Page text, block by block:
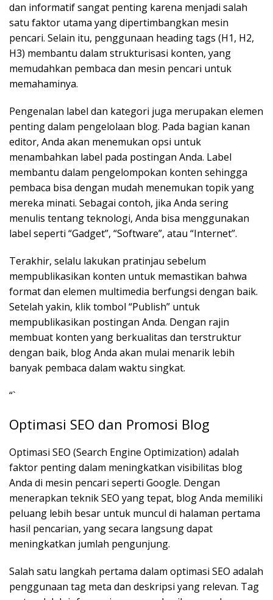
dan informatif sangat penting karena menjadi salah
satu faktor utama yang dipertimbangkan mesin
pencari. Selain itu, penggunaan heading tags (H1, H2,
H3) membantu dalam strukturisasi konten, yang
memudahkan pembaca dan mesin pencari untuk
memahaminya.
Pengenalan label dan kategori juga merupakan elemen
penting dalam pengelolaan blog. Pada bagian kanan
editor, Anda akan menemukan opsi untuk
menambahkan label pada postingan Anda. Label
membantu dalam pengelompokan konten sehingga
pembaca bisa dengan mudah menemukan topik yang
mereka minati. Sebagai contoh, jika Anda sering
menulis tentang teknologi, Anda bisa menggunakan
label seperti “Gadget”, “Software”, atau “Internet”.
Terakhir, selalu lakukan pratinjau sebelum
mempublikasikan konten untuk memastikan bahwa
format dan elemen multimedia berfungsi dengan baik.
Setelah yakin, klik tombol “Publish” untuk
mempublikasikan postingan Anda. Dengan rajin
membuat konten yang berkualitas dan terstruktur
dengan baik, blog Anda akan mulai menarik lebih
banyak pembaca dalam waktu singkat.
“`
Optimasi SEO dan Promosi Blog
Optimasi SEO (Search Engine Optimization) adalah
faktor penting dalam meningkatkan visibilitas blog
Anda di mesin pencari seperti Google. Dengan
menerapkan teknik SEO yang tepat, blog Anda memiliki
peluang lebih besar untuk muncul di halaman pertama
hasil pencarian, yang secara langsung dapat
meningkatkan jumlah pengunjung.
Salah satu langkah pertama dalam optimasi SEO adalah
penggunaan tag meta dan deskripsi yang relevan. Tag